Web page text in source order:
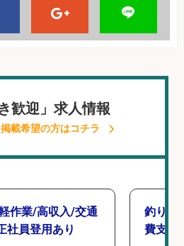
歓迎」求人情報
載希望の方はコチラ
作業/高収入/交通
社員登用あり
釣り具
費支給